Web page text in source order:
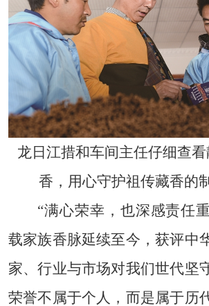
龙日江措和车间主任仔细查
香，用心守护祖传藏香的
“满心荣幸，也深感责任
载家族香脉延续至今，获评中
家、行业与市场对我们世代坚
荣誉不属于个人，而是属于历